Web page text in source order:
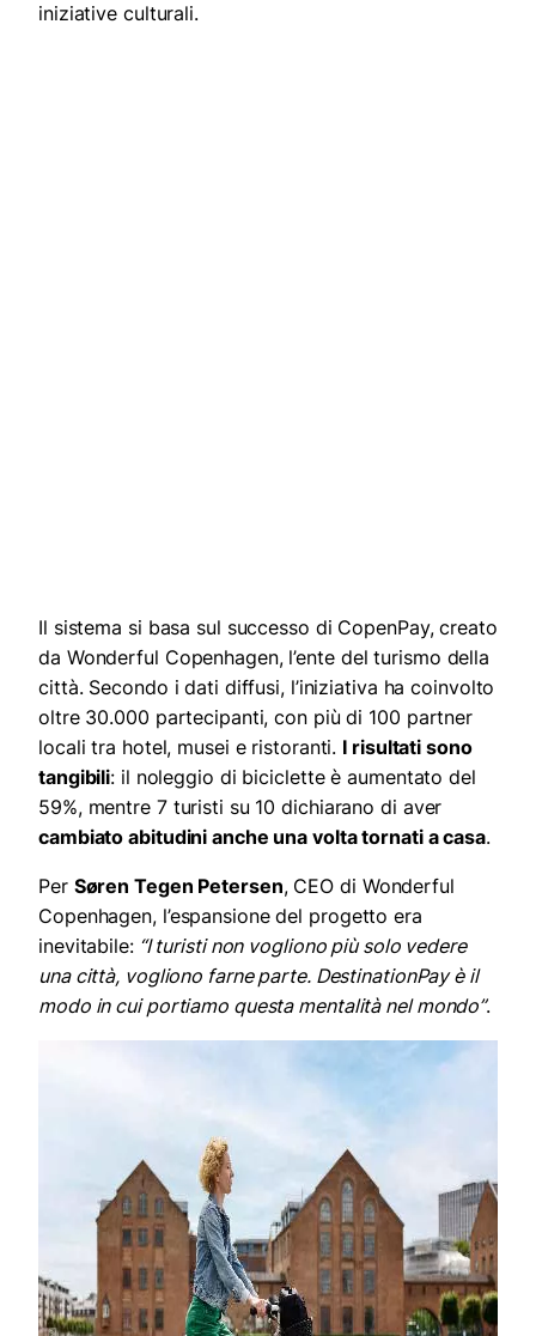
iniziative culturali.
Il sistema si basa sul successo di CopenPay, creato
da Wonderful Copenhagen, l’ente del turismo della
città. Secondo i dati diffusi, l’iniziativa ha coinvolto
oltre 30.000 partecipanti, con più di 100 partner
locali tra hotel, musei e ristoranti. I risultati sono
tangibili: il noleggio di biciclette è aumentato del
59%, mentre 7 turisti su 10 dichiarano di aver
cambiato abitudini anche una volta tornati a casa.
Per Søren Tegen Petersen, CEO di Wonderful
Copenhagen, l’espansione del progetto era
inevitabile:“I turisti non vogliono più solo vedere
una città, vogliono farne parte. DestinationPay è il
modo in cui portiamo questa mentalità nel mondo”.